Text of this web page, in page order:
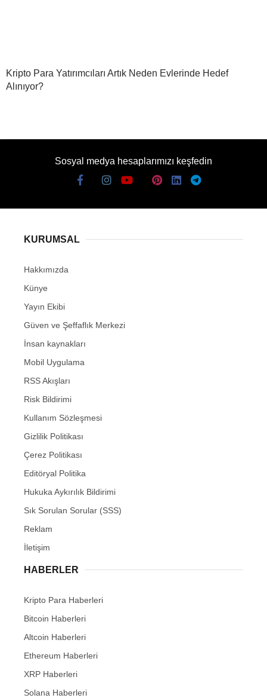
Kripto Para Yatırımcıları Artık Neden Evlerinde Hedef
Alınıyor?
Sosyal medya hesaplarımızı keşfedin
KURUMSAL
Hakkımızda
Künye
Yayın Ekibi
Güven ve Şeffaflık Merkezi
İnsan kaynakları
Mobil Uygulama
RSS Akışları
Risk Bildirimi
Kullanım Sözleşmesi
Gizlilik Politikası
Çerez Politikası
Editöryal Politika
Hukuka Aykırılık Bildirimi
Sık Sorulan Sorular (SSS)
Reklam
İletişim
HABERLER
Kripto Para Haberleri
Bitcoin Haberleri
Altcoin Haberleri
Ethereum Haberleri
XRP Haberleri
Solana Haberleri